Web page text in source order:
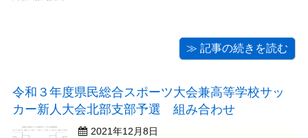
≫ 記事の続きを読む
令和３年度県民総合スポーツ大会兼高等学校サッ
カー新人大会北部支部予選 組み合わせ
2021年12月8日